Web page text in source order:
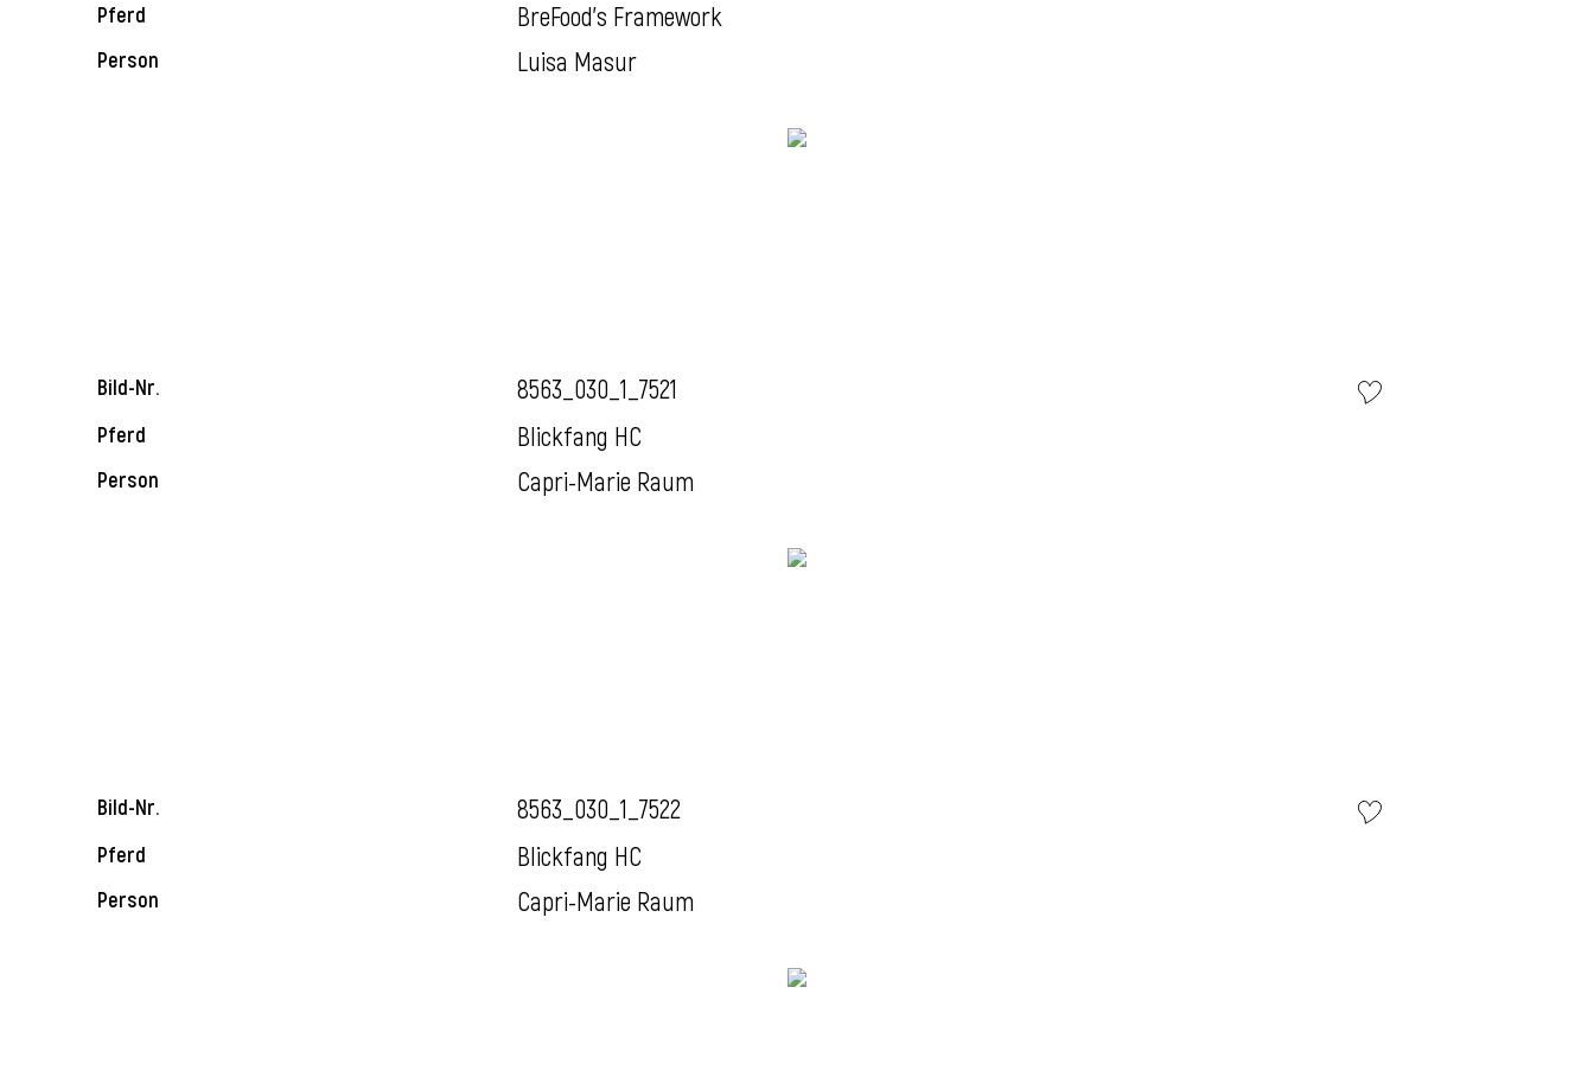
Pferd BreFood's Framework
Person Luisa Masur
Bild-Nr. 8563_030_1_7521
Pferd Blickfang HC
Person Capri-Marie Raum
Bild-Nr. 8563_030_1_7522
Pferd Blickfang HC
Person Capri-Marie Raum